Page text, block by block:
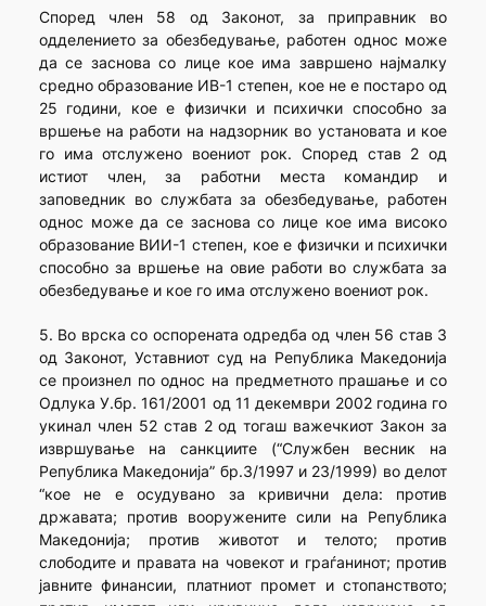
Според член 58 од Законот, за приправник во
одделението за обезбедување, работен однос може
да се заснова со лице кое има завршено најмалку
средно образование ИВ-1 степен, кое не е постаро од
25 години, кое е физички и психички способно за
вршење на работи на надзорник во установата и кое
го има отслужено воениот рок. Според став 2 од
истиот член, за работни места командир и
заповедник во службата за обезбедување, работен
однос може да се заснова со лице кое има високо
образование ВИИ-1 степен, кое е физички и психички
способно за вршење на овие работи во службата за
обезбедување и кое го има отслужено воениот рок.
5. Во врска со оспорената одредба од член 56 став 3
од Законот, Уставниот суд на Република Македонија
се произнел по однос на предметното прашање и со
Одлука У.бр. 161/2001 од 11 декември 2002 година го
укинал член 52 став 2 од тогаш важечкиот Закон за
извршување на санкциите (“Службен весник на
Република Македонија” бр.3/1997 и 23/1999) во делот
“кое не е осудувано за кривични дела: против
државата; против вооружените сили на Република
Македонија; против животот и телото; против
слободите и правата на човекот и граѓанинот; против
јавните финансии, платниот промет и стопанството;